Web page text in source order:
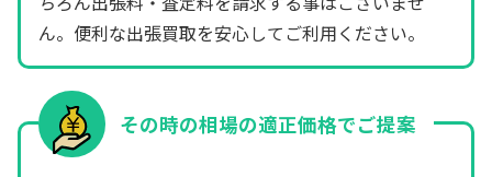
ん。便利な出張買取を安心してご利用ください。
その時の相場の適正価格でご提案